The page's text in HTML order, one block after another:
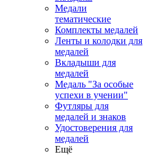
Медали
тематические
Комплекты медалей
Ленты и колодки для
медалей
Вкладыши для
медалей
Медаль "За особые
успехи в учении"
Футляры для
медалей и знаков
Удостоверения для
медалей
Ещё